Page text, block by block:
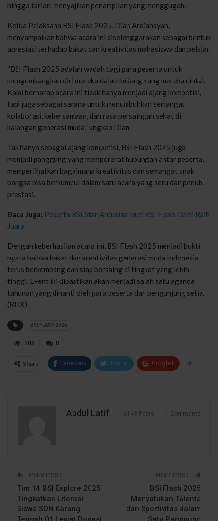
hingga tarian, menyajikan penampilan yang menggugah.
Ketua Pelaksana BSI Flash 2025, Dian Ardiansyah,
menyampaikan bahwa acara ini diselenggarakan sebagai bentuk
apresiasi terhadap bakat dan kreativitas mahasiswa dan pelajar.
“BSI Flash 2025 adalah wadah bagi para peserta untuk
mengembangkan diri mereka dalam bidang yang mereka cintai.
Kami berharap acara ini tidak hanya menjadi ajang kompetisi,
tapi juga sebagai sarana untuk menumbuhkan semangat
kolaborasi, kebersamaan, dan rasa persaingan sehat di
kalangan generasi muda,” ungkap Dian.
Tak hanya sebagai ajang kompetisi, BSI Flash 2025 juga
menjadi panggung yang mempererat hubungan antar peserta,
memperlihatkan bagaimana kreativitas dan semangat anak
bangsa bisa berkumpul dalam satu acara yang seru dan penuh
prestasi.
Baca Juga: Peserta BSI Star Antusias Ikuti BSI Flash Demi Raih
Juara
Dengan keberhasilan acara ini, BSI Flash 2025 menjadi bukti
nyata bahwa bakat dan kreativitas generasi muda Indonesia
terus berkembang dan siap bersaing di tingkat yang lebih
tinggi. Event ini dipastikan akan menjadi salah satu agenda
tahunan yang dinanti oleh para peserta dan pengunjung setia.
(RDX)
BSI FLASH 2025
0
102
Share Facebook Twitter Google+
Abdul Latif 16143 Posts 1 Comments
PREV POST
Tim 14 BSI Explore 2025
Tingkatkan Literasi
Siswa SDN Karang
Tengah 01 Lewat Donasi
NEXT POST
BSI Flash 2025
Menyatukan Talenta
dan Sportivitas dalam
Satu Panggung